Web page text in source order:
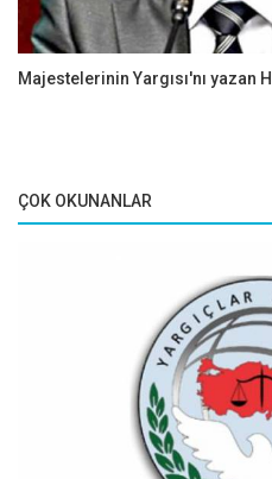
Majestelerinin Yargısı'nı yazan
ÇOK OKUNANLAR